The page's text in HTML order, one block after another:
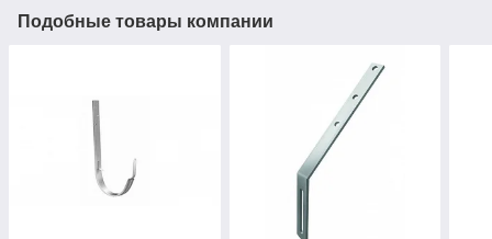
Подобные товары компании